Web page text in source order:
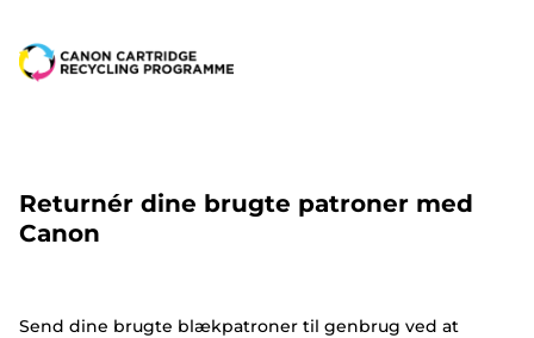
Returnér dine brugte patroner med
Canon
Send dine brugte blækpatroner til genbrug ved at